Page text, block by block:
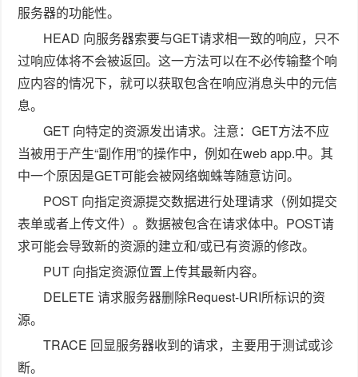
服务器的功能性。
HEAD 向服务器索要与GET请求相一致的响应，只不
过响应体将不会被返回。这一方法可以在不必传输整个响
应内容的情况下，就可以获取包含在响应消息头中的元信
息。
GET 向特定的资源发出请求。注意：GET方法不应
当被用于产生“副作用”的操作中，例如在web app.中。其
中一个原因是GET可能会被网络蜘蛛等随意访问。
POST 向指定资源提交数据进行处理请求（例如提交
表单或者上传文件）。数据被包含在请求体中。POST请
求可能会导致新的资源的建立和/或已有资源的修改。
PUT 向指定资源位置上传其最新内容。
DELETE 请求服务器删除Request-URI所标识的资
源。
TRACE 回显服务器收到的请求，主要用于测试或诊
断。